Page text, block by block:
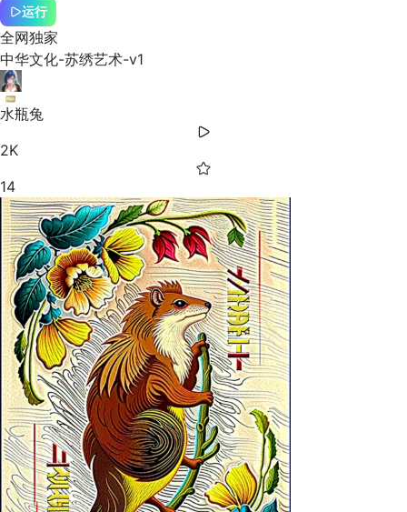
运行
全网独家
中华文化-苏绣艺术-v1
水瓶兔
2K
14